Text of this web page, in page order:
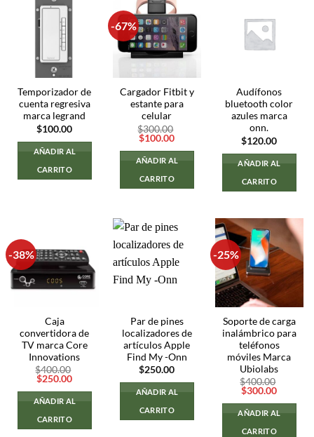
Temporizador de
cuenta regresiva
marca legrand
$100.00
AÑADIR AL
CARRITO
-67%
Cargador Fitbit y
estante para
celular
$300.00
El
original
era:
$300.00.
$100.00El
actual
es:
AÑADIR AL
CARRITO
Audífonos
bluetooth color
azules marca
onn.
$120.00
AÑADIR AL
CARRITO
-38%
Caja
convertidora de
TV marca Core
Innovations
$400.00
El
original
era:
$400.00.
$250.00El
actual
es:
AÑADIR AL
CARRITO
Par de pines
localizadores de
artículos Apple
Find My -Onn
$250.00
AÑADIR AL
CARRITO
-25%
Soporte de carga
inalámbrico para
teléfonos
móviles Marca
Ubiolabs
$400.00
El
original
era:
$400.00.
$300.00El
actual
es:
AÑADIR AL
CARRITO